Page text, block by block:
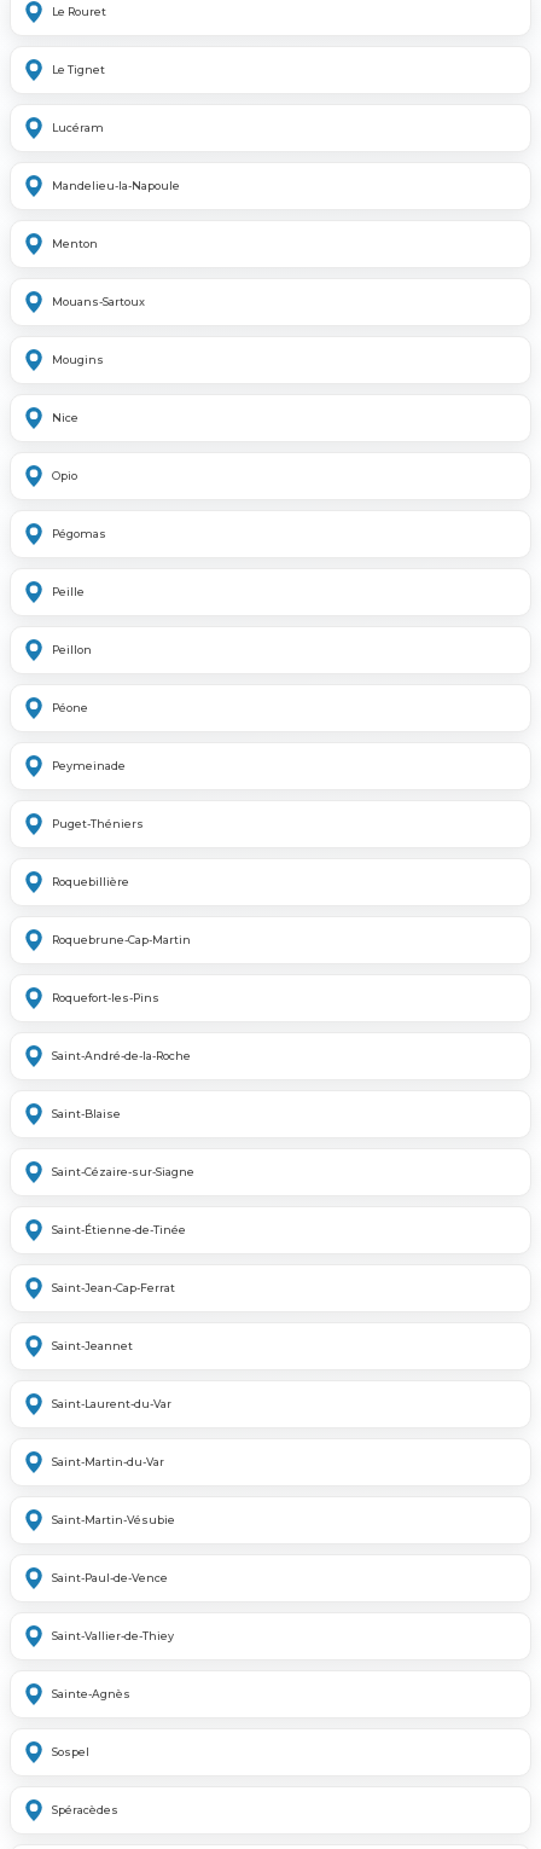
Le Rouret
Le Tignet
Lucéram
Mandelieu-la-Napoule
Menton
Mouans-Sartoux
Mougins
Nice
Opio
Pégomas
Peille
Peillon
Péone
Peymeinade
Puget-Théniers
Roquebillière
Roquebrune-Cap-Martin
Roquefort-les-Pins
Saint-André-de-la-Roche
Saint-Blaise
Saint-Cézaire-sur-Siagne
Saint-Étienne-de-Tinée
Saint-Jean-Cap-Ferrat
Saint-Jeannet
Saint-Laurent-du-Var
Saint-Martin-du-Var
Saint-Martin-Vésubie
Saint-Paul-de-Vence
Saint-Vallier-de-Thiey
Sainte-Agnès
Sospel
Spéracèdes